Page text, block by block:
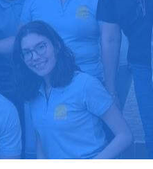
gratis
03 52 24
en nosotros